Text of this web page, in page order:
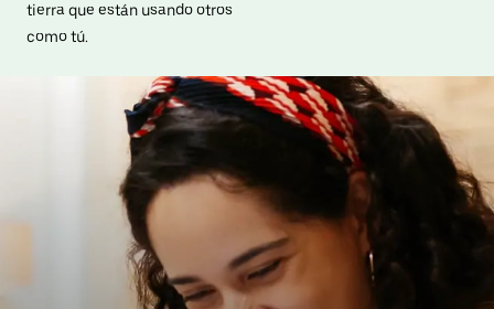
tierra que están usando otros
como tú.